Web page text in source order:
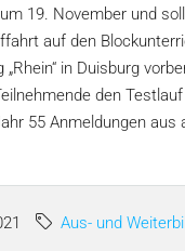
19. November und
auf den
„Rhein“ in Duisburg
den
55 Anmeldungen aus
Aus- und